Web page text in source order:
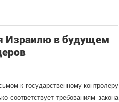
Израилю в будущем
к государственному контролеру
соответствует требованиям закона